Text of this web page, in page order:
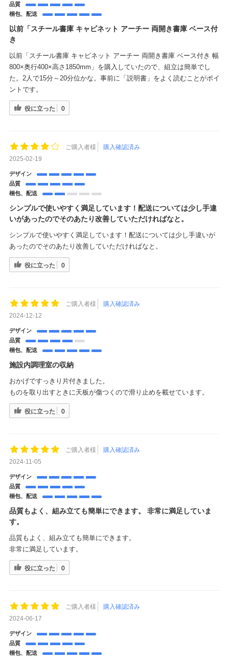
品質
梱包、配送
以前「スチール書庫 キャビネット アーチー 両開き書庫 ベース付
き
以前「スチール書庫 キャビネット アーチー 両開き書庫 ベース付き 幅
800×奥行400×高さ1850mm」を購入していたので、組立は簡単でし
た。2人で15分～20分位かな。事前に「説明書」をよく読むことがポイ
ントです。
役に立った 0
ご購入者様
購入確認済み
2025-02-19
デザイン
品質
梱包、配送
シンプルで使いやすく満足しています！配送については少し手違
いがあったのでそのあたり改善していただければなと。
シンプルで使いやすく満足しています！配送については少し手違いが
あったのでそのあたり改善していただければなと。
役に立った 0
ご購入者様
購入確認済み
2024-12-12
デザイン
品質
梱包、配送
施設内調理室の収納
おかげですっきり片付きました。
ものを取り出すときに天板が傷つくので滑り止めを載せています。
役に立った 0
ご購入者様
購入確認済み
2024-11-05
デザイン
品質
梱包、配送
品質もよく、組み立ても簡単にできます。 非常に満足していま
す。
品質もよく、組み立ても簡単にできます。
非常に満足しています。
役に立った 0
ご購入者様
購入確認済み
2024-06-17
デザイン
品質
梱包、配送